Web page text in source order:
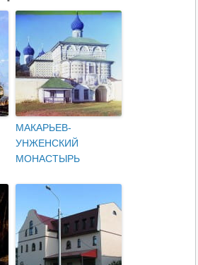
МАКАРЬЕВ-
УНЖЕНСКИЙ
МОНАСТЫРЬ